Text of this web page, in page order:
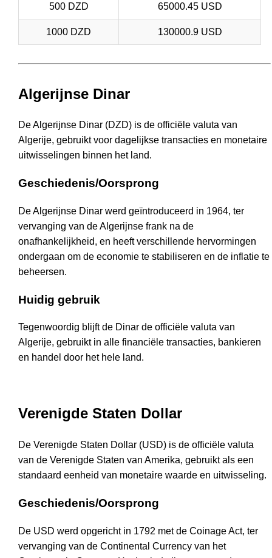
500 DZD 65000.45 USD
1000 DZD 130000.9 USD
Algerijnse Dinar
De Algerijnse Dinar (DZD) is de officiële valuta van
Algerije, gebruikt voor dagelijkse transacties en monetaire
uitwisselingen binnen het land.
Geschiedenis/Oorsprong
De Algerijnse Dinar werd geïntroduceerd in 1964, ter
vervanging van de Algerijnse frank na de
onafhankelijkheid, en heeft verschillende hervormingen
ondergaan om de economie te stabiliseren en de inflatie te
beheersen.
Huidig gebruik
Tegenwoordig blijft de Dinar de officiële valuta van
Algerije, gebruikt in alle financiële transacties, bankieren
en handel door het hele land.
Verenigde Staten Dollar
De Verenigde Staten Dollar (USD) is de officiële valuta
van de Verenigde Staten van Amerika, gebruikt als een
standaard eenheid van monetaire waarde en uitwisseling.
Geschiedenis/Oorsprong
De USD werd opgericht in 1792 met de Coinage Act, ter
vervanging van de Continental Currency van het